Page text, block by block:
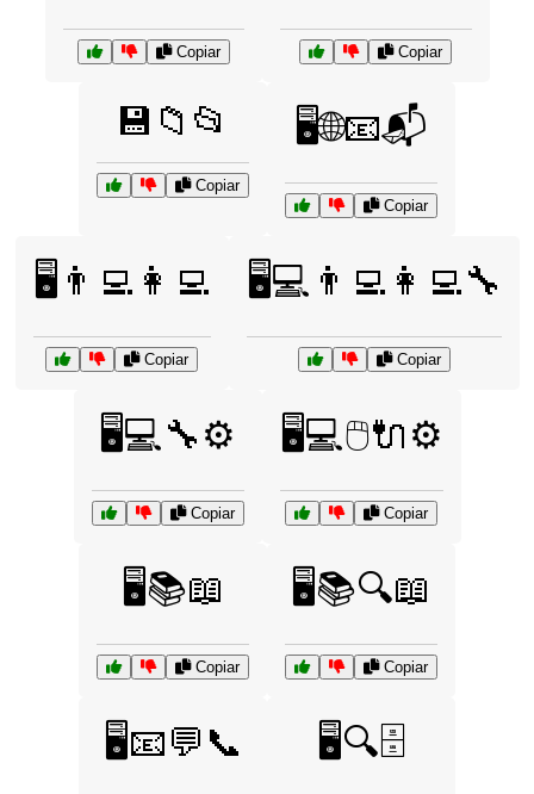
Copiar Copiar
💾📁📂
Copiar
🖥️🌐📧📬
Copiar
🖥️👨‍💻👩‍💻
Copiar
🖥️💻👨‍💻👩‍💻🔧
Copiar
🖥️💻🔧⚙️
Copiar
🖥️💻🖱️🔌⚙️
Copiar
🖥️📚📖
Copiar
🖥️📚🔍📖
Copiar
🖥️📧💬📞 🖥️🔍🗄️